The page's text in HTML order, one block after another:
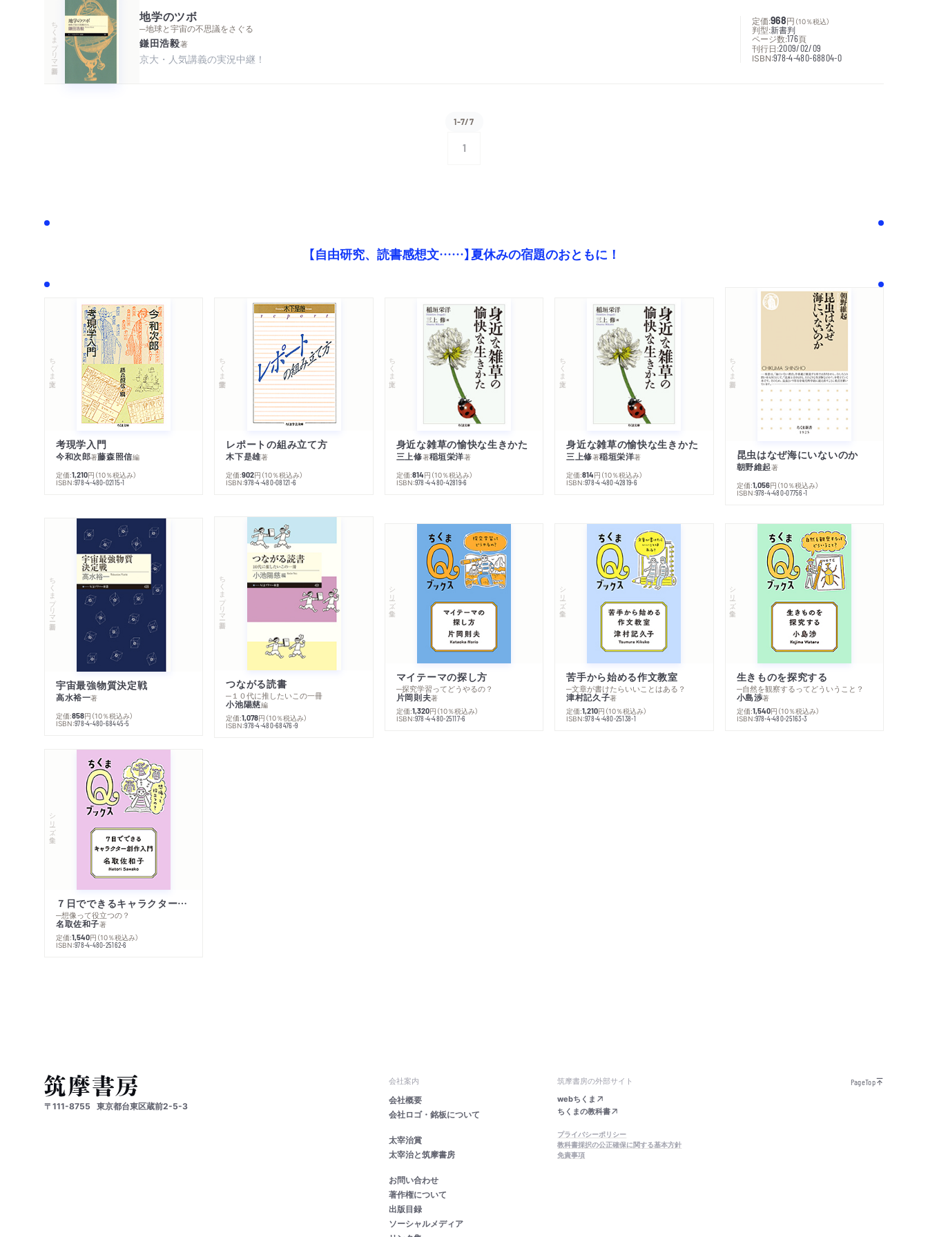
ちくまプリマー新書
地学のツボ
─地球と宇宙の不思議をさぐる
鎌田浩毅著
京大・人気講義の実況中継！
定価:968円 （10％税込）
判型:新書判
ページ数:176頁
刊行日:2009/02/09
ISBN:978-4-480-68804-0
1-7/7
1
【自由研究、読書感想文……】夏休みの宿題のおともに！
ちくま文庫
考現学入門
今和次郎著藤森照信編
定価:1,210円 （10％税込み）
ISBN:978-4-480-02115-1
ちくま学芸文庫
レポートの組み立て方
木下是雄著
定価:902円 （10％税込み）
ISBN:978-4-480-08121-6
ちくま文庫
身近な雑草の愉快な生きかた
三上修著稲垣栄洋著
定価:814円 （10％税込み）
ISBN:978-4-480-42819-6
ちくま文庫
身近な雑草の愉快な生きかた
三上修著稲垣栄洋著
定価:814円 （10％税込み）
ISBN:978-4-480-42819-6
ちくま新書
昆虫はなぜ海にいないのか
朝野維起著
定価:1,056円 （10％税込み）
ISBN:978-4-480-07756-1
ちくまプリマー新書
宇宙最強物質決定戦
高水裕一著
定価:858円 （10％税込み）
ISBN:978-4-480-68445-5
ちくまプリマー新書
つながる読書
─１０代に推したいこの一冊
小池陽慈編
定価:1,078円 （10％税込み）
ISBN:978-4-480-68476-9
シリーズ・全集
マイテーマの探し方
─探究学習ってどうやるの？
片岡則夫著
定価:1,320円 （10％税込み）
ISBN:978-4-480-25117-6
シリーズ・全集
苦手から始める作文教室
─文章が書けたらいいことはある？
津村記久子著
定価:1,210円 （10％税込み）
ISBN:978-4-480-25138-1
シリーズ・全集
生きものを探究する
─自然を観察するってどういうこと？
小島渉著
定価:1,540円 （10％税込み）
ISBN:978-4-480-25163-3
シリーズ・全集
７日でできるキャラクター創作入門
─想像って役立つの？
名取佐和子著
定価:1,540円 （10％税込み）
ISBN:978-4-480-25162-6
〒111-8755 東京都台東区蔵前2-5-3
会社案内
会社概要
会社ロゴ・銘板について
太宰治賞
太宰治と筑摩書房
お問い合わせ
著作権について
出版目録
ソーシャルメディア
筑摩書房の外部サイト
webちくま
ちくまの教科書
プライバシーポリシー
教科書採択の公正確保に関する基本方針
免責事項
PageTop